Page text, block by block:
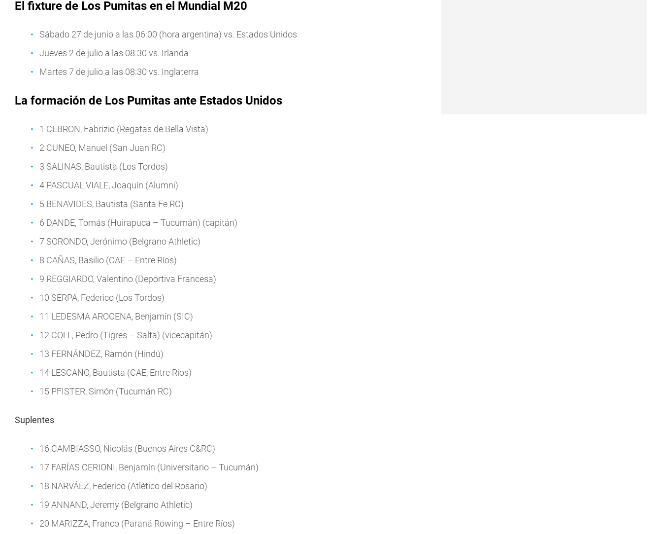
El fixture de Los Pumitas en el Mundial M20
Sábado 27 de junio a las 06:00 (hora argentina) vs. Estados Unidos
Jueves 2 de julio a las 08:30 vs. Irlanda
Martes 7 de julio a las 08:30 vs. Inglaterra
La formación de Los Pumitas ante Estados Unidos
1 CEBRON, Fabrizio (Regatas de Bella Vista)
2 CUNEO, Manuel (San Juan RC)
3 SALINAS, Bautista (Los Tordos)
4 PASCUAL VIALE, Joaquín (Alumni)
5 BENAVIDES, Bautista (Santa Fe RC)
6 DANDE, Tomás (Huirapuca – Tucumán) (capitán)
7 SORONDO, Jerónimo (Belgrano Athletic)
8 CAÑAS, Basilio (CAE – Entre Ríos)
9 REGGIARDO, Valentino (Deportiva Francesa)
10 SERPA, Federico (Los Tordos)
11 LEDESMA AROCENA, Benjamín (SIC)
12 COLL, Pedro (Tigres – Salta) (vicecapitán)
13 FERNÁNDEZ, Ramón (Hindú)
14 LESCANO, Bautista (CAE, Entre Ríos)
15 PFISTER, Simón (Tucumán RC)
Suplentes
16 CAMBIASSO, Nicolás (Buenos Aires C&RC)
17 FARÍAS CERIONI, Benjamín (Universitario – Tucumán)
18 NARVÁEZ, Federico (Atlético del Rosario)
19 ANNAND, Jeremy (Belgrano Athletic)
20 MARIZZA, Franco (Paraná Rowing – Entre Ríos)